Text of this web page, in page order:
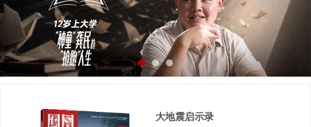
大地震启示录